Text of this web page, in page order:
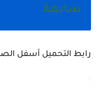
سابعة
رابط التحميل أسفل